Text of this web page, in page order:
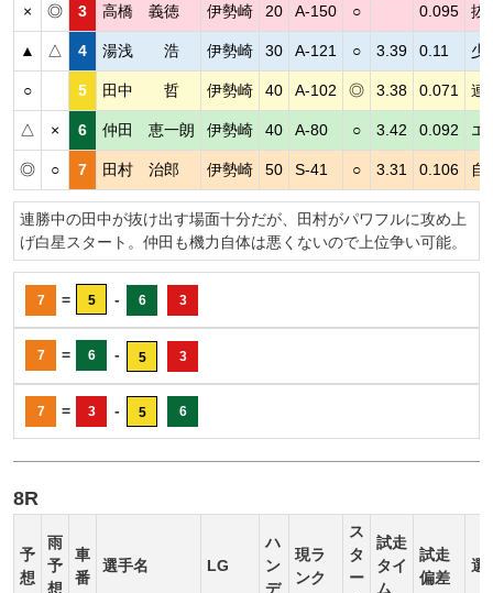
× ◎ 3 高橋 義徳 伊勢崎 20 A-150 ○ 0.095 抜
▲ △ 4 湯浅 浩 伊勢崎 30 A-121 ○ 3.39 0.11 少
○ 5 田中 哲 伊勢崎 40 A-102 ◎ 3.38 0.071 連
△ × 6 仲田 恵一朗 伊勢崎 40 A-80 ○ 3.42 0.092 エ
◎ ○ 7 田村 治郎 伊勢崎 50 S-41 ○ 3.31 0.106 自
連勝中の田中が抜け出す場面十分だが、田村がパワフルに攻め上
げ白星スタート。仲田も機力自体は悪くないので上位争い可能。
7 = 5 - 6 3
7 = 6 - 5 3
7 = 3 - 5 6
8R
予
想
雨
予
想
車
番
選手名 LG
ハ
ン
デ
現ラ
ンク
ス
タ
ー
試走
タイ
ム
試走
偏差
選